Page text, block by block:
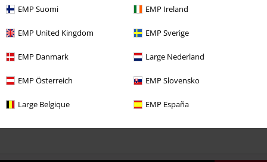
EMP Suomi EMP Ireland
EMP United Kingdom EMP Sverige
EMP Danmark Large Nederland
EMP Österreich EMP Slovensko
Large Belgique EMP España
Más categorías. Más opciones